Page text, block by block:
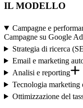
IL MODELLO
Campagne e
Campagne su Google
Strategia di ricerca
Email e marketing
Analisi e reporting
Tecnologia marketing
Ottimizzazione del